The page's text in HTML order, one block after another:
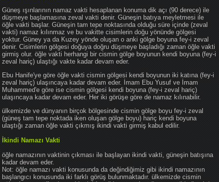
Güneş ışınlarının namaz vakti hesaplanan konuma dik açı (90 derece) ile
düşmeye başlamasına zeval vakti denir. Güneşin batıya meyletmesi ile
öğle vakti başlar. Güneşin tam tepe noktasında olduğu süre içinde (zeval
vakti) namaz kılınmaz ve bu vakitte cisimlerin doğu yönünde gölgesi
yoktur. Güney ya da Kuzey yönde oluşan o anki gölge boyuna fey-i zeval
denir. Cisimlerin gölgesi doğuya doğru düşmeye başladığı zaman öğle vakti
girmiş olur. öğle vakti herhangi bir cismin gölge boyunun kendi boyuna (fey-i
zeval hariç) ulaştığı vakte kadar devam eder.
Ebu Hanife'ye göre öğle vakti cismin gölgesi kendi boyunun iki katına (fey-i
zeval hariç) ulaşıncaya kadar devam eder. İmam Ebu Yusuf ve İmam
Muhammed'e göre ise cismin gölgesi kendi boyuna (fey-i zeval hariç)
ulaşıncaya kadar devam eder. Her iki görüşe göre de namaz kılınabilir.
ülkemizde ve dünyanın birçok bölgesinde cismin gölge boyu fey-i zeval
(güneş tam tepe noktada iken oluşan gölge boyu) hariç kendi boyuna
ulaştığı zaman öğle vakti çıkmış ikindi vakti girmiş kabul edilir.
İkindi Namazı Vakti
öğle namazının vaktinin çıkması ile başlayan ikindi vakti, güneşin batışına
kadar devam eder.
Not: öğle namazı vakti konusunda da değindiğimiz gibi ikindi namazının
başlangıcı konusunda iki farklı görüş bulunmaktadır. ülkemizde cismin